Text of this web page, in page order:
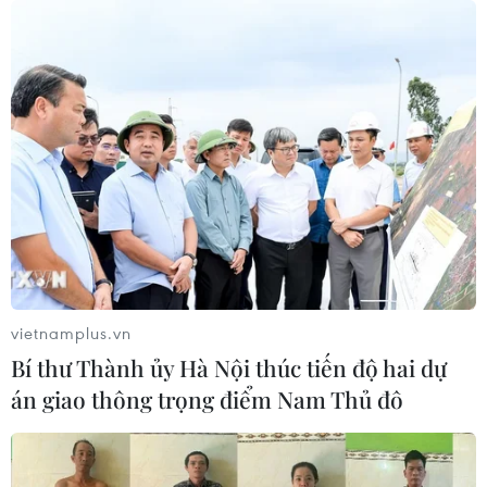
FreeStyle Libre 2 Plus: công nghệ
giúp đơn giản hóa chăm sóc đái tháo
đường
07/07/2026 03:17
iPhone 18 Pro dự kiến tăng giá 200
USD khi ra mắt vào tháng 9
Việt Nam tăng tốc phát triển công
nghệ chiến lược: Đã có 28 đề xuất từ
vietnamplus.vn
Bí thư Thành ủy Hà Nội thúc tiến độ hai dự
án giao thông trọng điểm Nam Thủ đô